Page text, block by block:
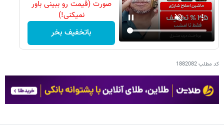
صورت (قیمت رو ببینی باور
نمیکنی!)
باتخفیف بخر
کد مطلب1882082